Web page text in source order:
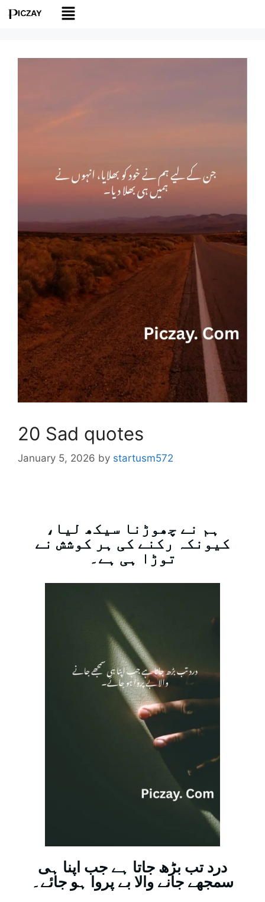
20 Sad quotes
January 5, 2026 by startusm572
ہم نے چھوڑنا سیکھ لیا،
کیونکہ رکنے کی ہر کوشش نے
توڑا ہی ہے۔
درد تب بڑھ جاتا ہے جب اپنا ہی
سمجھے جانے والا بے پروا ہو جائے۔